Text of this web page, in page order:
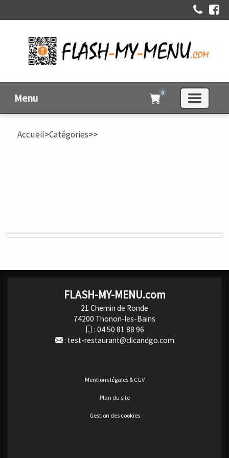
Menu 0
Accueil>Catégories>>
FLASH-MY-MENU.com
21 Chemin de Ronde
74200 Thonon-les-Bains
: 04 50 81 88 96
: test-restaurant@clicandgo.com
Mentions légales & CGV
Plan du site
Gestion des cookies